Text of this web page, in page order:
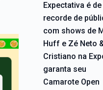
Expectativa é
recorde de
com shows de
Huff e Zé Neto
Cristiano na
garanta seu
Camarote Open